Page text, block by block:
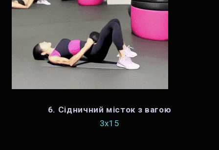
6. Сідничний місток з вагою
3x15